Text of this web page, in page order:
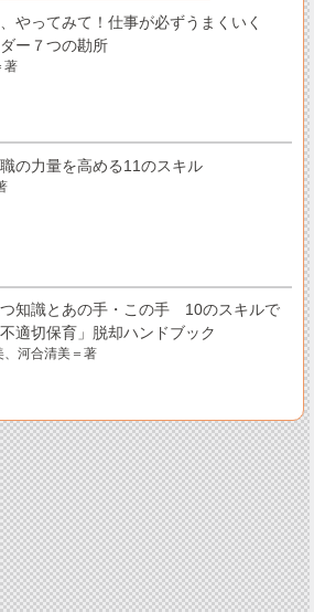
やってみて！仕事が必ずうまくいく
ー７つの勘所
著
の力量を高める11のスキル
知識とあの手・この手 10のスキルで
適切保育」脱却ハンドブック
、河合清美＝著